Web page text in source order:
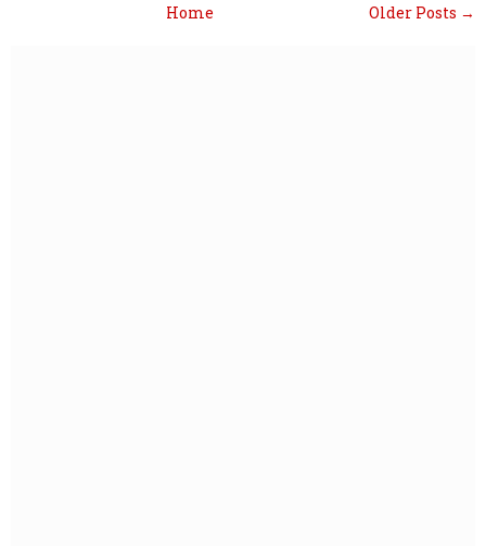
Older Posts →
Home